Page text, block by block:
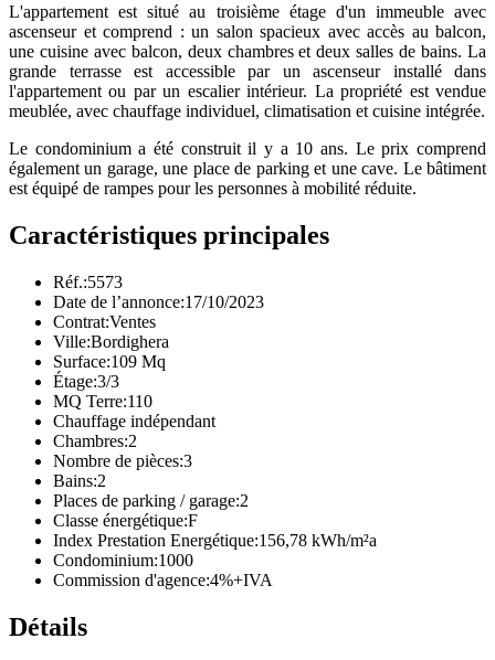
L'appartement est situé au troisième étage d'un immeuble avec
ascenseur et comprend : un salon spacieux avec accès au balcon,
une cuisine avec balcon, deux chambres et deux salles de bains. La
grande terrasse est accessible par un ascenseur installé dans
l'appartement ou par un escalier intérieur. La propriété est vendue
meublée, avec chauffage individuel, climatisation et cuisine intégrée.
Le condominium a été construit il y a 10 ans. Le prix comprend
également un garage, une place de parking et une cave. Le bâtiment
est équipé de rampes pour les personnes à mobilité réduite.
Caractéristiques principales
Réf.:5573
Date de l’annonce:17/10/2023
Contrat:Ventes
Ville:Bordighera
Surface:109 Mq
Étage:3/3
MQ Terre:110
Chauffage indépendant
Chambres:2
Nombre de pièces:3
Bains:2
Places de parking / garage:2
Classe énergétique:F
Index Prestation Energétique:156,78 kWh/m²a
Condominium:1000
Commission d'agence:4%+IVA
Détails